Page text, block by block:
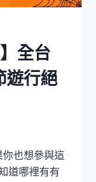
全台
遊行絕
也想參與這
道哪裡有有